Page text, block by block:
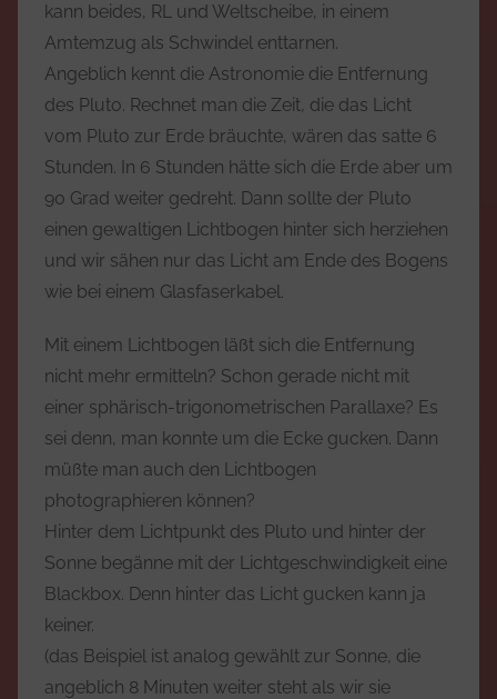
kann beides, RL und Weltscheibe, in einem
Amtemzug als Schwindel enttarnen.
Angeblich kennt die Astronomie die Entfernung
des Pluto. Rechnet man die Zeit, die das Licht
vom Pluto zur Erde bräuchte, wären das satte 6
Stunden. In 6 Stunden hätte sich die Erde aber um
90 Grad weiter gedreht. Dann sollte der Pluto
einen gewaltigen Lichtbogen hinter sich herziehen
und wir sähen nur das Licht am Ende des Bogens
wie bei einem Glasfaserkabel.
Mit einem Lichtbogen läßt sich die Entfernung
nicht mehr ermitteln? Schon gerade nicht mit
einer sphärisch-trigonometrischen Parallaxe? Es
sei denn, man konnte um die Ecke gucken. Dann
müßte man auch den Lichtbogen
photographieren können?
Hinter dem Lichtpunkt des Pluto und hinter der
Sonne begänne mit der Lichtgeschwindigkeit eine
Blackbox. Denn hinter das Licht gucken kann ja
keiner.
(das Beispiel ist analog gewählt zur Sonne, die
angeblich 8 Minuten weiter steht als wir sie